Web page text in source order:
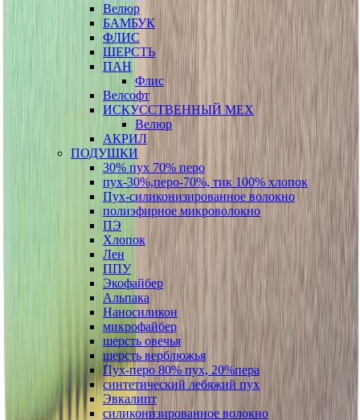
Велюр
БАМБУК
ФЛИС
ШЕРСТЬ
ПАН
Флис
Велсофт
ИСКУССТВЕННЫЙ МЕХ
Велюр
АКРИЛ
ПОДУШКИ
30% пух 70% перо
пух-30%,перо-70%, тик 100% хлопок
Пух-силиконизированное волокно
полиэфирное микроволокно
ПЭ
Хлопок
Лен
ППУ
Экофайбер
Альпака
Наносиликон
микрофайбер
шерсть овечья
шерсть верблюжья
Пух-перо 80% пух, 20%пера
синтетический лебяжий пух
Эвкалипт
силиконизированное волокно